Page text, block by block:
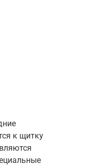
к щитку